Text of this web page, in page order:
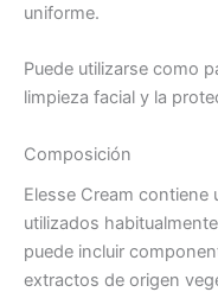
uniforme.
Puede utilizarse como
limpieza facial y la
Composición
Elesse Cream
utilizados
puede incluir
extractos de origen